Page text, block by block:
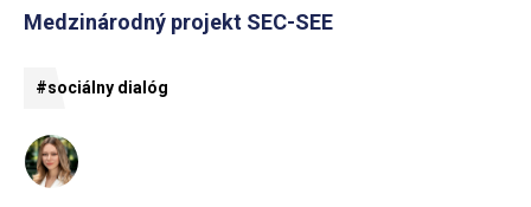
Medzinárodný projekt SEC-SEE
#sociálny dialóg